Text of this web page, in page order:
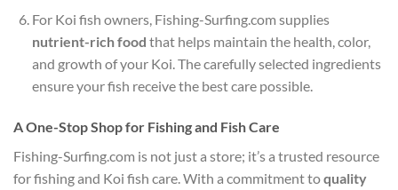
For Koi fish owners, Fishing-Surfing.com supplies
nutrient-rich food that helps maintain the health, color,
and growth of your Koi. The carefully selected ingredients
ensure your fish receive the best care possible.
A One-Stop Shop for Fishing and Fish Care
Fishing-Surfing.com is not just a store; it’s a trusted resource
for fishing and Koi fish care. With a commitment toquality